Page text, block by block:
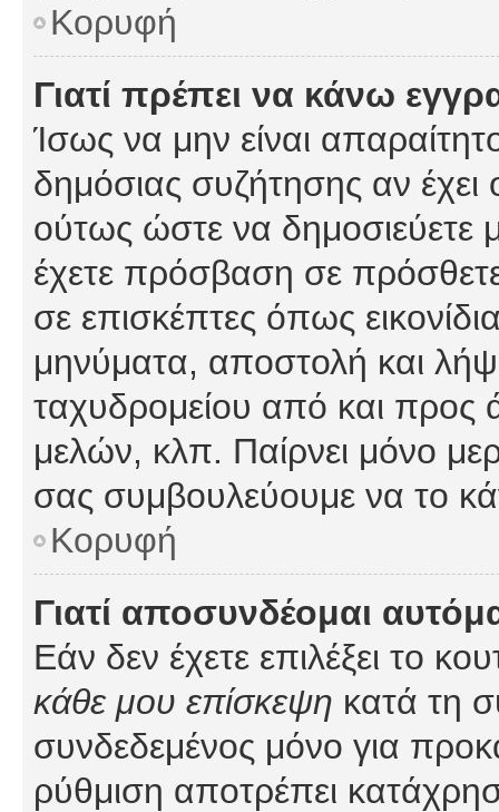
Κορυφή
Γιατί πρέπει να κάνω
Ίσως να μην είναι
δημόσιας συζήτησης αν έχει
ούτως ώστε να δημοσιεύετε
έχετε πρόσβαση σε
σε επισκέπτες όπως
μηνύματα, αποστολή και
ταχυδρομείου από και προς
μελών, κλπ. Παίρνει μόνο
σας συμβουλεύουμε να το
Κορυφή
Γιατί αποσυνδέομαι
Εάν δεν έχετε επιλέξει το
κάθε μου επίσκεψη κατά τη
συνδεδεμένος μόνο για
ρύθμιση αποτρέπει